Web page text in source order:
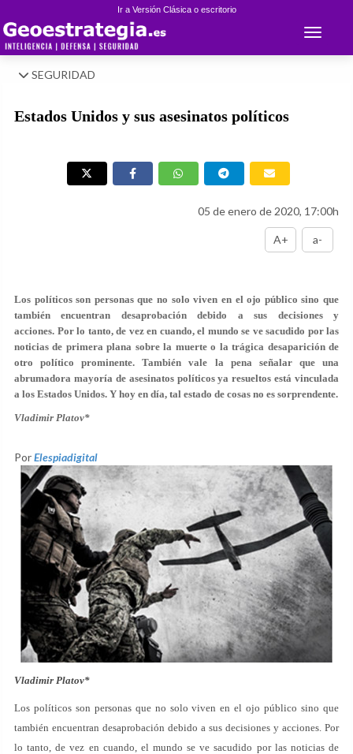
Ir a Versión Clásica o escritorio
Toggle
SEGURIDAD
Estados Unidos y sus asesinatos políticos
05 de enero de 2020, 17:00h
A+ a-
Los políticos son personas que no solo viven en el ojo público sino que
también encuentran desaprobación debido a sus decisiones y
acciones. Por lo tanto, de vez en cuando, el mundo se ve sacudido por las
noticias de primera plana sobre la muerte o la trágica desaparición de
otro político prominente. También vale la pena señalar que una
abrumadora mayoría de asesinatos políticos ya resueltos está vinculada
a los Estados Unidos. Y hoy en día, tal estado de cosas no es sorprendente.
Vladimir Platov*
PorElespiadigital
Vladimir Platov*
Los políticos son personas que no solo viven en el ojo público sino que
también encuentran desaprobación debido a sus decisiones y acciones. Por
lo tanto, de vez en cuando, el mundo se ve sacudido por las noticias de